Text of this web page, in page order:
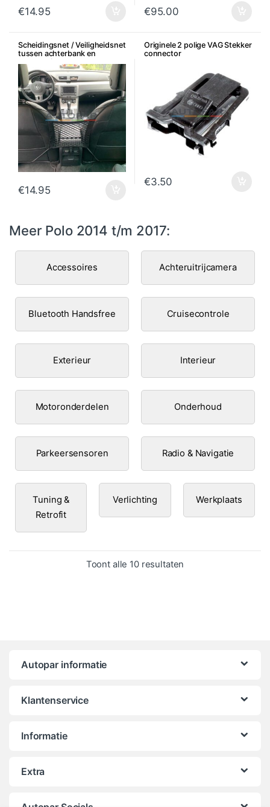
€14.95 €95.00
Scheidingsnet / Veiligheidsnet
tussen achterbank en
voorstoelen
€14.95
Originele 2 polige VAG Stekker
connector
€3.50
Meer Polo 2014 t/m 2017:
Accessoires Achteruitrijcamera
Bluetooth Handsfree Cruisecontrole
Exterieur Interieur
Motoronderdelen Onderhoud
Parkeersensoren Radio & Navigatie
Tuning &
Retrofit
Verlichting Werkplaats
Toont alle 10 resultaten
Autopar informatie
Klantenservice
Informatie
Extra